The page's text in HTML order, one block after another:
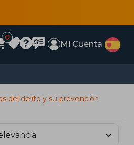
0
Mi Cuenta
del delito y su prevención